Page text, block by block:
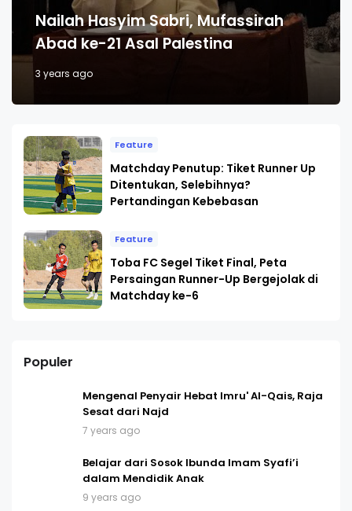
Nailah Hasyim Sabri, Mufassirah
Abad ke-21 Asal Palestina
3 years ago
Feature
Matchday Penutup: Tiket Runner Up
Ditentukan, Selebihnya?
Pertandingan Kebebasan
Feature
Toba FC Segel Tiket Final, Peta
Persaingan Runner-Up Bergejolak di
Matchday ke-6
Populer
Mengenal Penyair Hebat Imru' Al-Qais, Raja
Sesat dari Najd
7 years ago
Belajar dari Sosok Ibunda Imam Syafi’i
dalam Mendidik Anak
9 years ago